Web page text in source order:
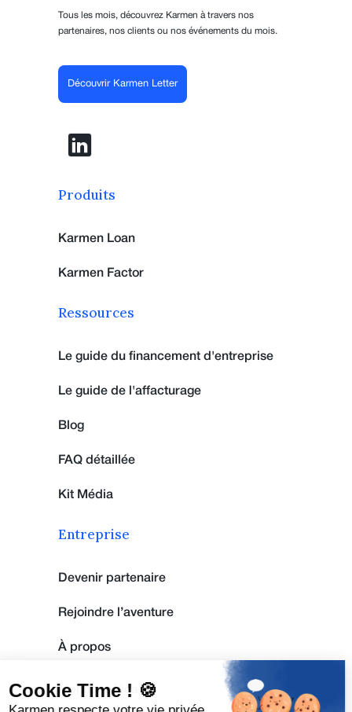
Tous les mois, découvrez Karmen à travers nos
partenaires, nos clients ou nos événements du mois.
Découvrir Karmen Letter
Produits
Karmen Loan
Karmen Factor
Ressources
Le guide du financement d'entreprise
Le guide de l'affacturage
Blog
FAQ détaillée
Kit Média
Entreprise
Devenir partenaire
Rejoindre l’aventure
À propos
Mentions légales
Cookie Time ! 🍪